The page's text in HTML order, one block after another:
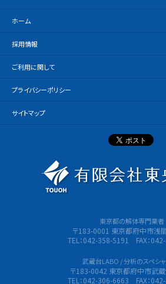
ホーム
採用情報
ご利用に関して
プライバシーポリシー
サイトマップ
東京都の解体専門業者
〒183-0001 東京都府中市浅
TEL：042-358-5191 FAX：
武蔵台LABO / 分析のスペシャ
〒183-0042 東京都府中市武
TEL：042-306-6663 FAX：